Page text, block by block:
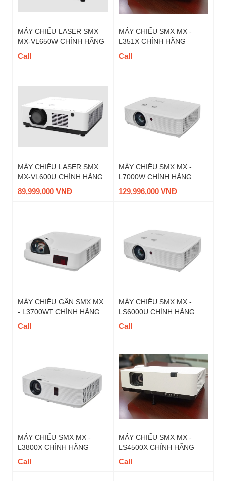
MÁY CHIẾU LASER SMX
MX-VL650W CHÍNH HÃNG
Call
MÁY CHIẾU SMX MX -
L351X CHÍNH HÃNG
Call
MÁY CHIẾU LASER SMX
MX-VL600U CHÍNH HÃNG
89,999,000 VNĐ
MÁY CHIẾU SMX MX -
L7000W CHÍNH HÃNG
129,996,000 VNĐ
MÁY CHIẾU GẦN SMX MX
- L3700WT CHÍNH HÃNG
Call
MÁY CHIẾU SMX MX -
LS6000U CHÍNH HÃNG
Call
MÁY CHIẾU SMX MX -
L3800X CHÍNH HÃNG
Call
MÁY CHIẾU SMX MX -
LS4500X CHÍNH HÃNG
Call